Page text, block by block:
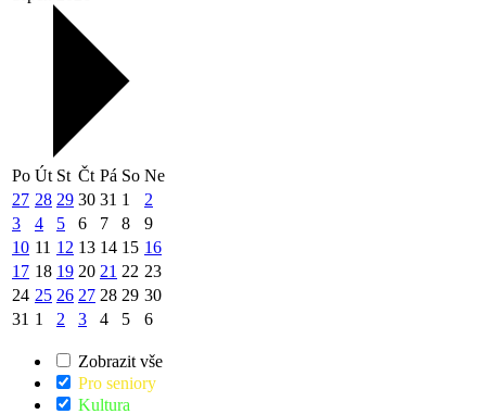
Po Út St Čt Pá So Ne
27 28 29 30 31 1
2
3
4 5 6 7 8
9
10 11 12 13 14 15 16
17 18 19 20 21 22 23
24 25 26 27 28 29 30
31 1 2 3 4 5 6
Zobrazit vše
Pro seniory
Kultura